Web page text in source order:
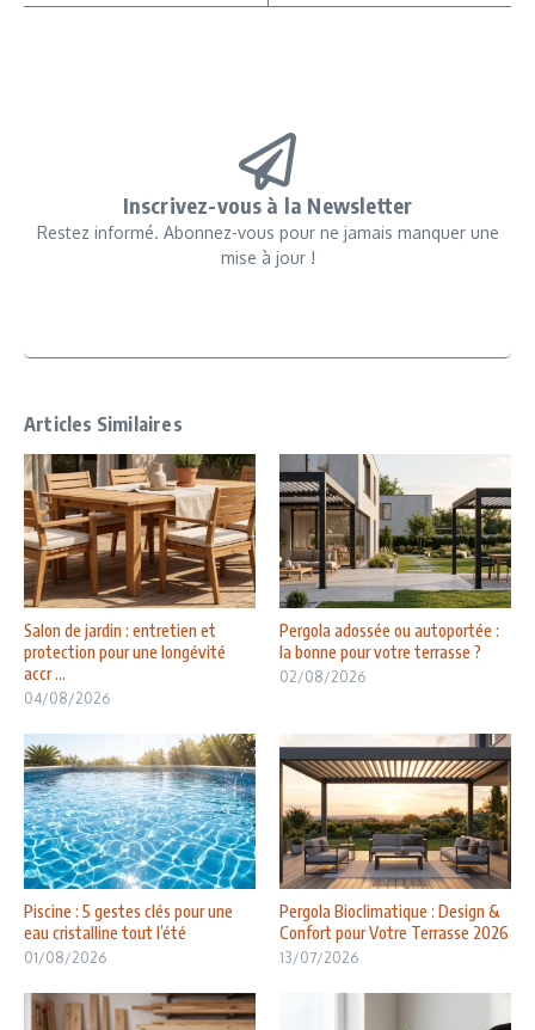
Inscrivez-vous à la Newsletter
Restez informé. Abonnez-vous pour ne jamais manquer une
mise à jour !
Articles Similaires
Salon de jardin : entretien et
protection pour une longévité
accr ...
04/08/2026
Pergola adossée ou autoportée :
la bonne pour votre terrasse ?
02/08/2026
Piscine : 5 gestes clés pour une
eau cristalline tout l’été
01/08/2026
Pergola Bioclimatique : Design &
Confort pour Votre Terrasse 2026
13/07/2026